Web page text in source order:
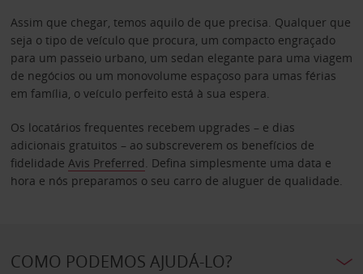
Assim que chegar, temos aquilo de que precisa. Qualquer que
seja o tipo de veículo que procura, um compacto engraçado
para um passeio urbano, um sedan elegante para uma viagem
de negócios ou um monovolume espaçoso para umas férias
em família, o veículo perfeito está à sua espera.
Os locatários frequentes recebem upgrades – e dias
adicionais gratuitos – ao subscreverem os benefícios de
fidelidade Avis Preferred. Defina simplesmente uma data e
hora e nós preparamos o seu carro de aluguer de qualidade.
COMO PODEMOS AJUDÁ-LO?